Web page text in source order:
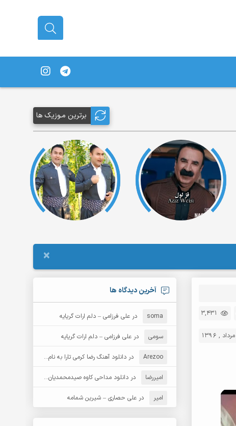
برترین مـوزیک ها
×
3,431
آخرین دیدگاه ها
soma درعلی فرزامی – دلم ارات گریایه
سومی درعلی فرزامی – دلم ارات گریایه
Arezoo دردانلود آهنگ رضا کرمی تارا به نام قمار
امیررضا دردانلود مداحی کاوه صیدمحمدیان به نام سردار باوفا
امیر درعلی حصاری – شیرین شمامه